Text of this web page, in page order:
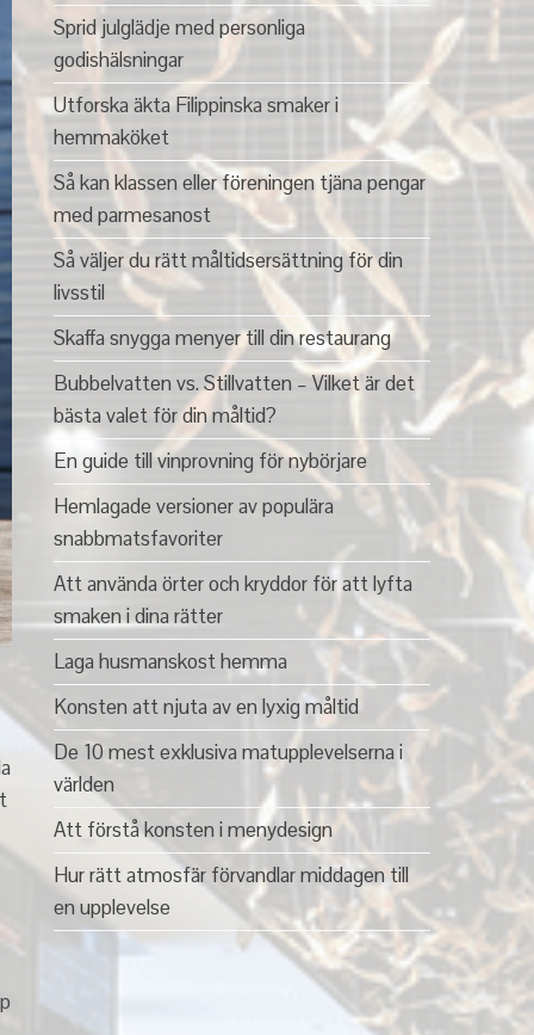
Sprid julglädje med personliga
godishälsningar
Utforska äkta Filippinska smaker i
hemmaköket
Så kan klassen eller föreningen tjäna pengar
med parmesanost
Så väljer du rätt måltidsersättning för din
livsstil
Skaffa snygga menyer till din restaurang
Bubbelvatten vs. Stillvatten – Vilket är det
bästa valet för din måltid?
En guide till vinprovning för nybörjare
Hemlagade versioner av populära
snabbmatsfavoriter
Att använda örter och kryddor för att lyfta
smaken i dina rätter
Laga husmanskost hemma
Konsten att njuta av en lyxig måltid
De 10 mest exklusiva matupplevelserna i
världen
Att förstå konsten i menydesign
Hur rätt atmosfär förvandlar middagen till
en upplevelse